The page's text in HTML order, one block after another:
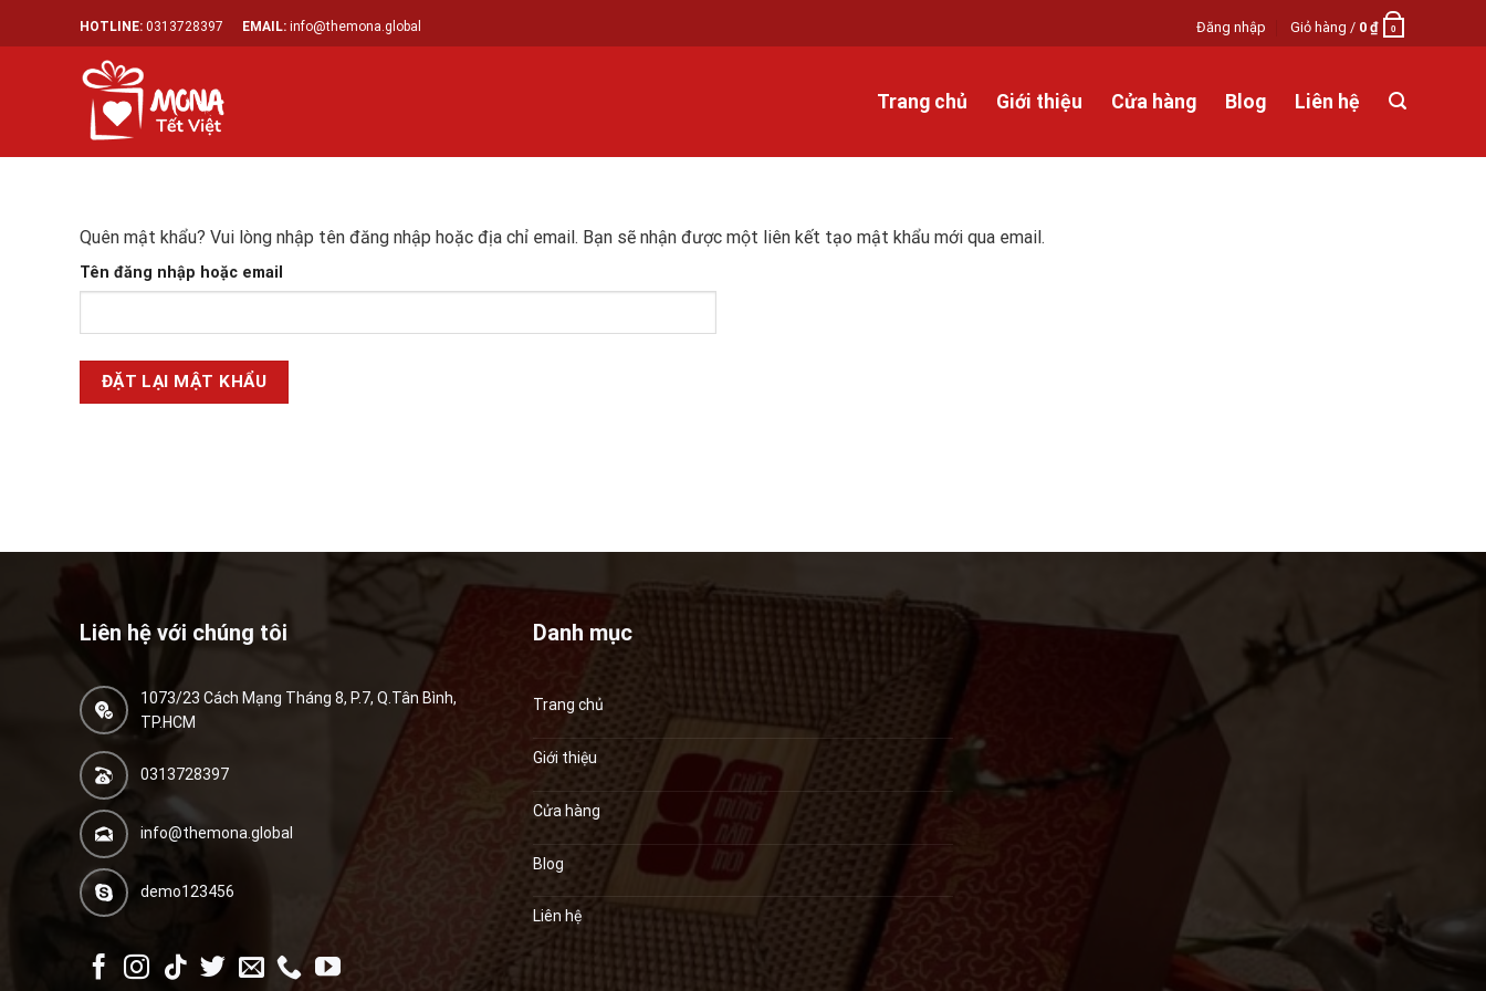
HOTLINE: 0313728397 EMAIL: info@themona.global Đăng nhập Giỏ hàng / 0 ₫ 0
Trang chủ Giới thiệu Cửa hàng Blog Liên hệ
Quên mật khẩu? Vui lòng nhập tên đăng nhập hoặc địa chỉ email. Bạn sẽ nhận được một liên kết tạo mật khẩu mới qua email.
Tên đăng nhập hoặc email
ĐẶT LẠI MẬT KHẨU
Liên hệ với chúng tôi
1073/23 Cách Mạng Tháng 8, P.7, Q.Tân Bình,
TP.HCM
0313728397
info@themona.global
demo123456
Danh mục
Trang chủ
Giới thiệu
Cửa hàng
Blog
Liên hệ